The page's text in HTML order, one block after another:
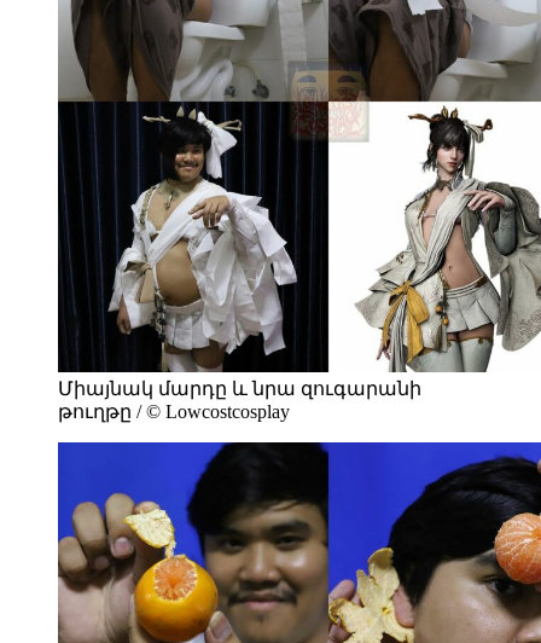
Միայնակ մարդը և նրա զուգարանի
թուղթը / © Lowcostcosplay